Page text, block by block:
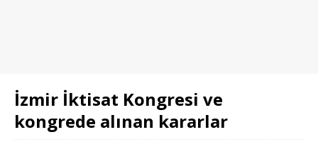
İzmir İktisat Kongresi ve
kongrede alınan kararlar